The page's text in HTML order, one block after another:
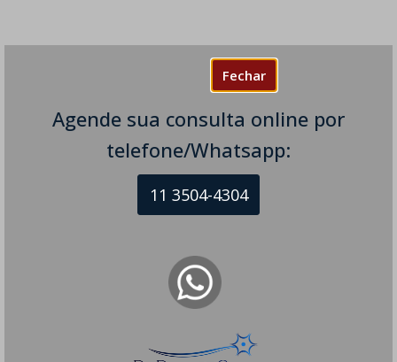
Fechar
Agende sua consulta online por
telefone/Whatsapp:
11 3504-4304